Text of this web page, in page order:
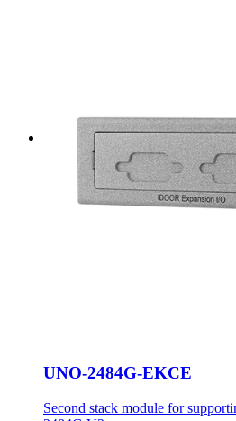
UNO-2484G-EKCE
Second stack module for